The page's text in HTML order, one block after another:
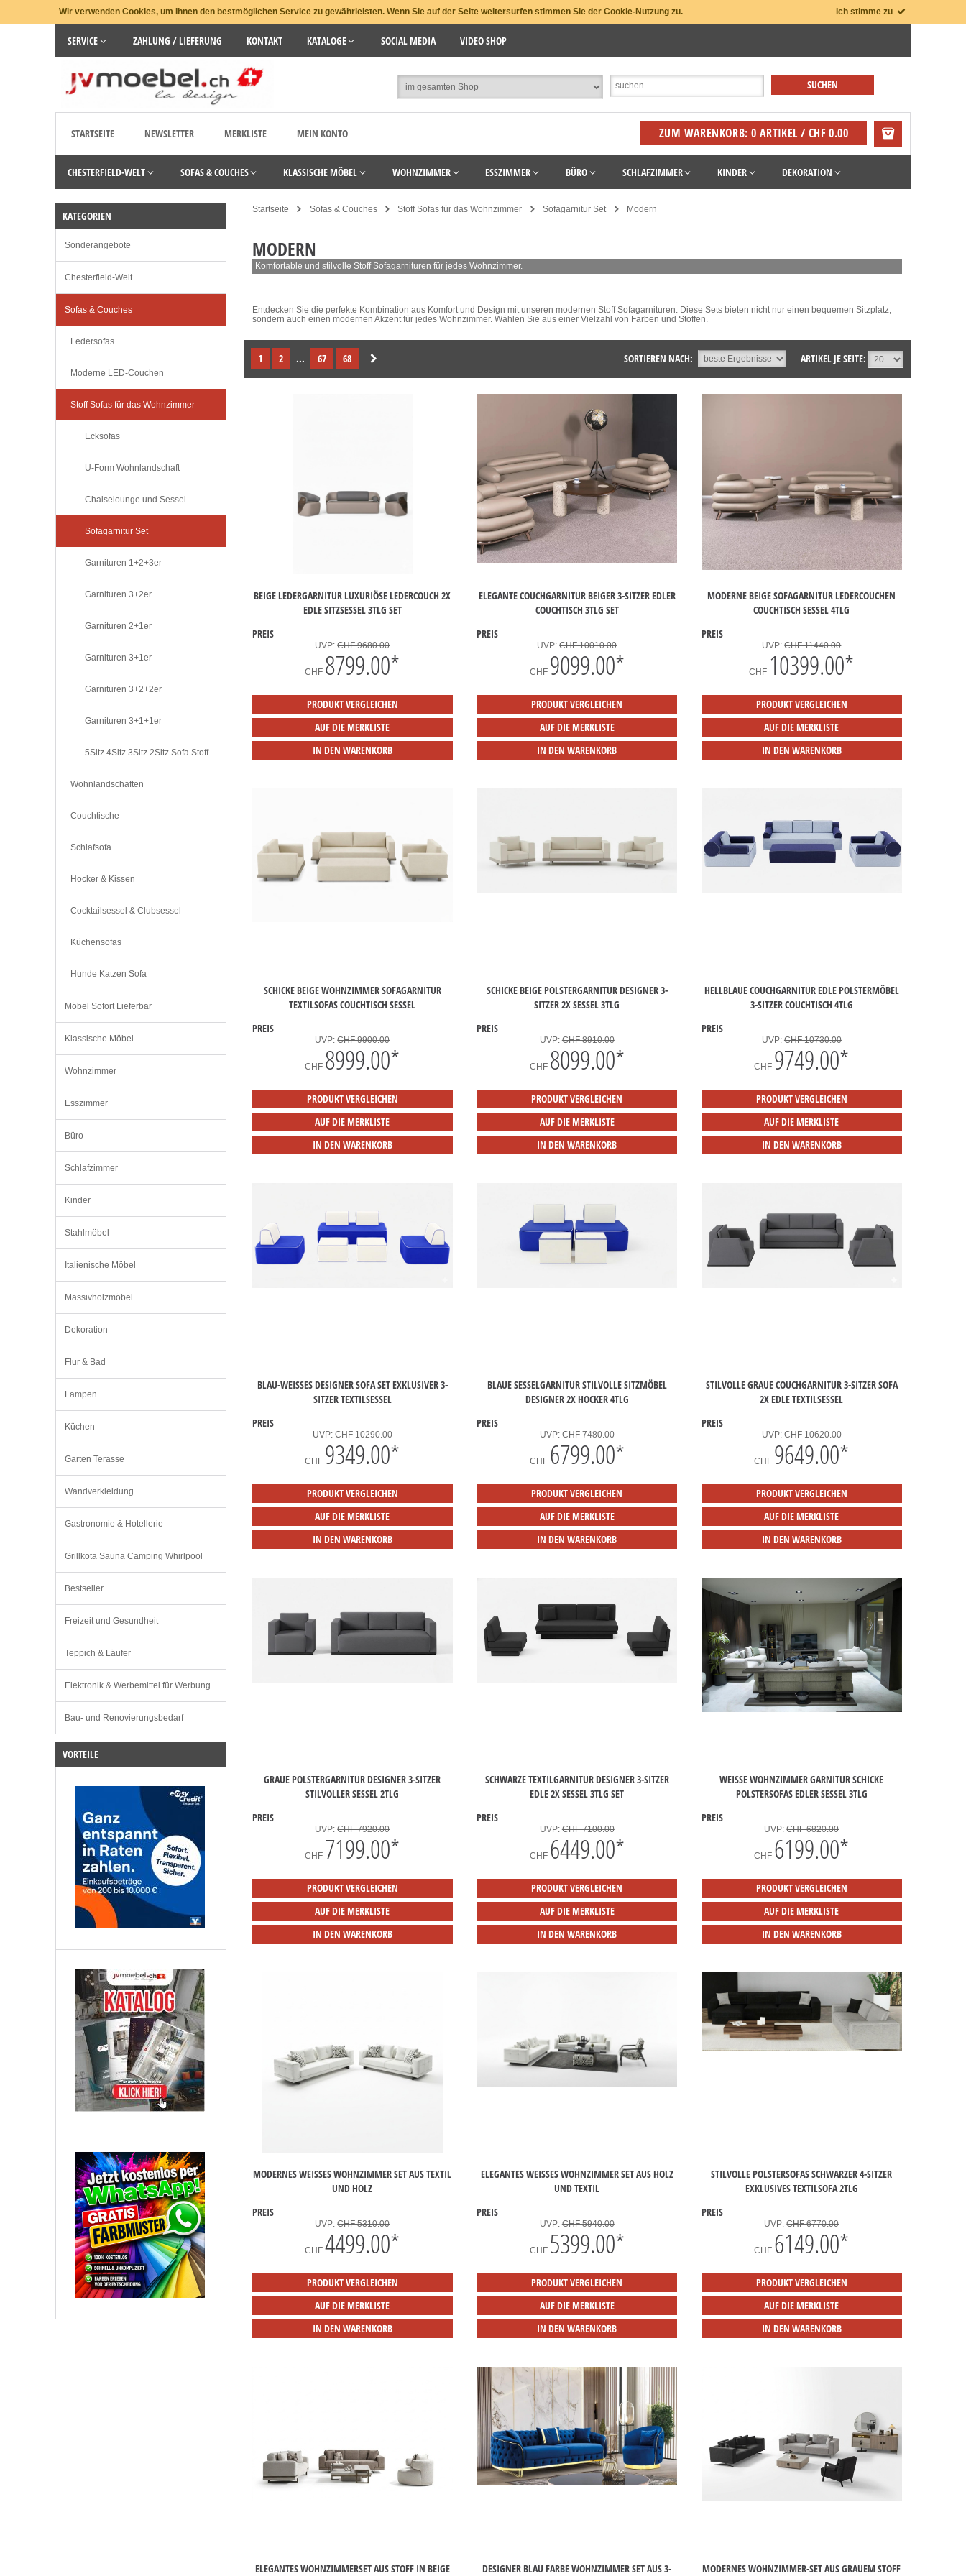
Wir verwenden Cookies, um Ihnen den bestmöglichen Service zu gewährleisten. Wenn Sie auf der Seite weitersurfen stimmen Sie der Cookie-Nutzung zu. Ich stimme zu
SERVICE ZAHLUNG / LIEFERUNG KONTAKT KATALOGE SOCIAL MEDIA VIDEO SHOP
STARTSEITE NEWSLETTER MERKLISTE MEIN KONTO ZUM WARENKORB: 0 ARTIKEL / CHF 0.00
CHESTERFIELD-WELT SOFAS & COUCHES KLASSISCHE MÖBEL WOHNZIMMER ESSZIMMER BÜRO SCHLAFZIMMER KINDER DEKORATION
Startseite Sofas & Couches Stoff Sofas für das Wohnzimmer Sofagarnitur Set Modern
MODERN
Komfortable und stilvolle Stoff Sofagarnituren für jedes Wohnzimmer.
Entdecken Sie die perfekte Kombination aus Komfort und Design mit unseren modernen Stoff Sofagarnituren. Diese Sets bieten nicht nur einen bequemen Sitzplatz,
sondern auch einen modernen Akzent für jedes Wohnzimmer. Wählen Sie aus einer Vielzahl von Farben und Stoffen.
1 2 ... 67 68 ARTIKEL JE SEITE:
SORTIEREN NACH:
BEIGE LEDERGARNITUR LUXURIÖSE LEDERCOUCH 2X
EDLE SITZSESSEL 3TLG SET
PREIS
UVP:CHF 9680.00
CHF 8799.00*
PRODUKT VERGLEICHEN
AUF DIE MERKLISTE
IN DEN WARENKORB
ELEGANTE COUCHGARNITUR BEIGER 3-SITZER EDLER
COUCHTISCH 3TLG SET
PREIS
UVP:CHF 10010.00
CHF 9099.00*
PRODUKT VERGLEICHEN
AUF DIE MERKLISTE
IN DEN WARENKORB
MODERNE BEIGE SOFAGARNITUR LEDERCOUCHEN
COUCHTISCH SESSEL 4TLG
PREIS
UVP:CHF 11440.00
CHF 10399.00*
PRODUKT VERGLEICHEN
AUF DIE MERKLISTE
IN DEN WARENKORB
SCHICKE BEIGE WOHNZIMMER SOFAGARNITUR
TEXTILSOFAS COUCHTISCH SESSEL
PREIS
UVP:CHF 9900.00
CHF 8999.00*
PRODUKT VERGLEICHEN
AUF DIE MERKLISTE
IN DEN WARENKORB
SCHICKE BEIGE POLSTERGARNITUR DESIGNER 3-
SITZER 2X SESSEL 3TLG
PREIS
UVP:CHF 8910.00
CHF 8099.00*
PRODUKT VERGLEICHEN
AUF DIE MERKLISTE
IN DEN WARENKORB
HELLBLAUE COUCHGARNITUR EDLE POLSTERMÖBEL
3-SITZER COUCHTISCH 4TLG
PREIS
UVP: CHF 10730.00
CHF 9749.00*
PRODUKT VERGLEICHEN
AUF DIE MERKLISTE
IN DEN WARENKORB
BLAU-WEISSES DESIGNER SOFA SET EXKLUSIVER 3-S
ITZER TEXTILSESSEL
PREIS
UVP: CHF 10290.00
CHF 9349.00*
PRODUKT VERGLEICHEN
AUF DIE MERKLISTE
IN DEN WARENKORB
BLAUE SESSELGARNITUR STILVOLLE SITZMÖBEL
DESIGNER 2X HOCKER 4TLG
PREIS
UVP:CHF 7480.00
CHF 6799.00*
PRODUKT VERGLEICHEN
AUF DIE MERKLISTE
IN DEN WARENKORB
STILVOLLE GRAUE COUCHGARNITUR 3-SITZER SOFA
2X EDLE TEXTILSESSEL
PREIS
UVP: CHF 10620.00
CHF 9649.00*
PRODUKT VERGLEICHEN
AUF DIE MERKLISTE
IN DEN WARENKORB
GRAUE POLSTERGARNITUR DESIGNER 3-SITZER
STILVOLLER SESSEL 2TLG
PREIS
UVP:CHF 7920.00
CHF 7199.00*
PRODUKT VERGLEICHEN
AUF DIE MERKLISTE
IN DEN WARENKORB
SCHWARZE TEXTILGARNITUR DESIGNER 3-SITZER
EDLE 2X SESSEL 3TLG SET
PREIS
UVP:CHF 7100.00
CHF 6449.00*
PRODUKT VERGLEICHEN
AUF DIE MERKLISTE
IN DEN WARENKORB
WEISSE WOHNZIMMER GARNITUR SCHICKE P
OLSTERSOFAS EDLER SESSEL 3TLG
PREIS
UVP:CHF 6820.00
CHF 6199.00*
PRODUKT VERGLEICHEN
AUF DIE MERKLISTE
IN DEN WARENKORB
MODERNES WEISSES WOHNZIMMER SET AUS TEXTIL U
ND HOLZ
PREIS
UVP:CHF 5310.00
CHF 4499.00*
PRODUKT VERGLEICHEN
AUF DIE MERKLISTE
IN DEN WARENKORB
ELEGANTES WEISSES WOHNZIMMER SET AUS HOLZ U
ND TEXTIL
PREIS
UVP:CHF 5940.00
CHF 5399.00*
PRODUKT VERGLEICHEN
AUF DIE MERKLISTE
IN DEN WARENKORB
STILVOLLE POLSTERSOFAS SCHWARZER 4-SITZER
EXKLUSIVES TEXTILSOFA 2TLG
PREIS
UVP:CHF 6770.00
CHF 6149.00*
PRODUKT VERGLEICHEN
AUF DIE MERKLISTE
IN DEN WARENKORB
ELEGANTES WOHNZIMMERSET AUS STOFF IN BEIGE DESIGNER BLAU FARBE WOHNZIMMER SET AUS 3- MODERNES WOHNZIMMER-SET AUS GRAUEM STOFF
KATEGORIEN
Sonderangebote
Chesterfield-Welt
Sofas & Couches
Ledersofas
Moderne LED-Couchen
Stoff Sofas für das Wohnzimmer
Ecksofas
U-Form Wohnlandschaft
Chaiselounge und Sessel
Sofagarnitur Set
Garnituren 1+2+3er
Garnituren 3+2er
Garnituren 2+1er
Garnituren 3+1er
Garnituren 3+2+2er
Garnituren 3+1+1er
5Sitz 4Sitz 3Sitz 2Sitz Sofa Stoff
Wohnlandschaften
Couchtische
Schlafsofa
Hocker & Kissen
Cocktailsessel & Clubsessel
Küchensofas
Hunde Katzen Sofa
Möbel Sofort Lieferbar
Klassische Möbel
Wohnzimmer
Esszimmer
Büro
Schlafzimmer
Kinder
Stahlmöbel
Italienische Möbel
Massivholzmöbel
Dekoration
Flur & Bad
Lampen
Küchen
Garten Terasse
Wandverkleidung
Gastronomie & Hotellerie
Grillkota Sauna Camping Whirlpool
Bestseller
Freizeit und Gesundheit
Teppich & Läufer
Elektronik & Werbemittel für Werbung
Bau- und Renovierungsbedarf
VORTEILE